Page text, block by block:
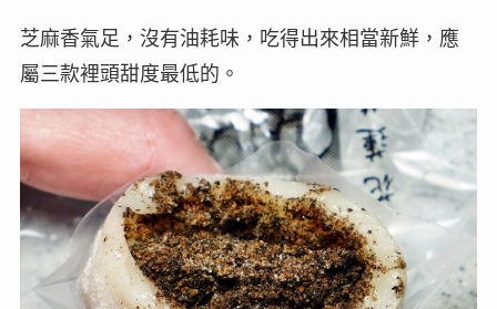
芝麻香氣足，沒有油耗味，吃得出來相當新鮮，應
屬三款裡頭甜度最低的。